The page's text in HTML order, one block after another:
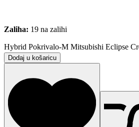
Zaliha: 19 na zalihi
Hybrid Pokrivalo-M Mitsubishi Eclipse
Dodaj u košaricu